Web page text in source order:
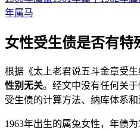
年属马
女性受生债是否有特
根据《太上老君说五斗金章受
性别无关。经文中没有任何关于
受生债的计算方法、纳库体系和
1963年出生的属兔女性，年债